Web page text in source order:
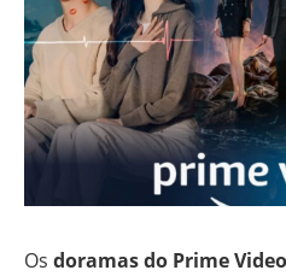
Os doramas do Prime Video